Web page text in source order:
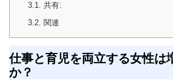
3.1. 共有:
3.2. 関連
仕事と育児を両立する女性は
か？